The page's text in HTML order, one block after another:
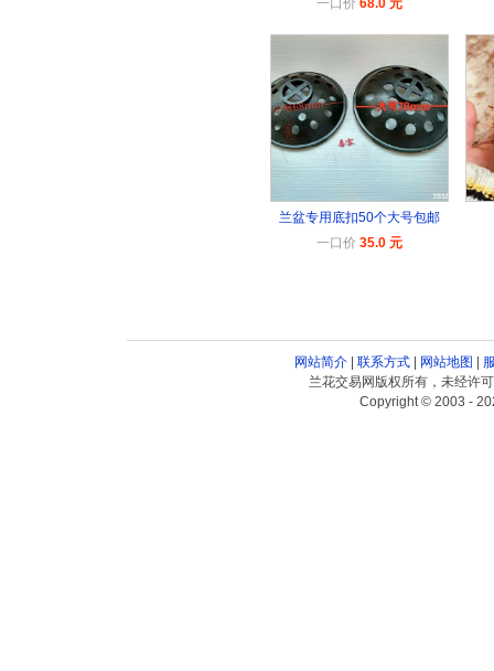
兰盆专用底扣50个大号包邮
一口价 35.0 元
网站简介| 联系方式| 网站地图 |
兰花交易网版权所有，未经许
Copyright © 2003 -